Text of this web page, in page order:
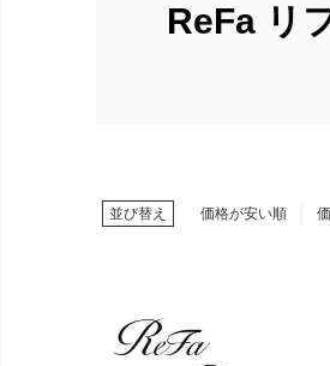
ReFa リ
並び替え 価格が安い順